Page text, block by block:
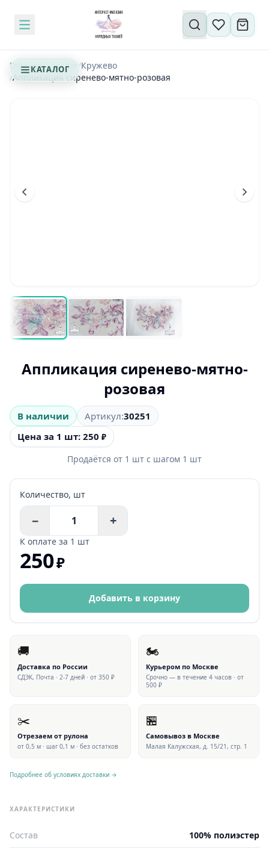
КАТАЛОГ
Поиск по сайту
Главная/Каталог/Кружево
/Аппликация сиренево-мятно-розовая
Аппликация сиренево-мятно-
розовая
В наличии Артикул:30251
Цена за 1 шт: 250 ₽
Продаётся от 1 шт с шагом 1 шт
Количество, шт
− +
К оплате за 1 шт
250₽
Добавить в корзину
🚚
Доставка по России
СДЭК, Почта · 2-7 дней · от 350 ₽
🏍
Курьером по Москве
Срочно — в течение 4 часов · от
500 ₽
✂️
Отрезаем от рулона
от 0,5 м · шаг 0,1 м · без остатков
🏪
Самовывоз в Москве
Малая Калужская, д. 15/21, стр. 1
Подробнее об условиях доставки →
ХАРАКТЕРИСТИКИ
Состав 100% полиэстер